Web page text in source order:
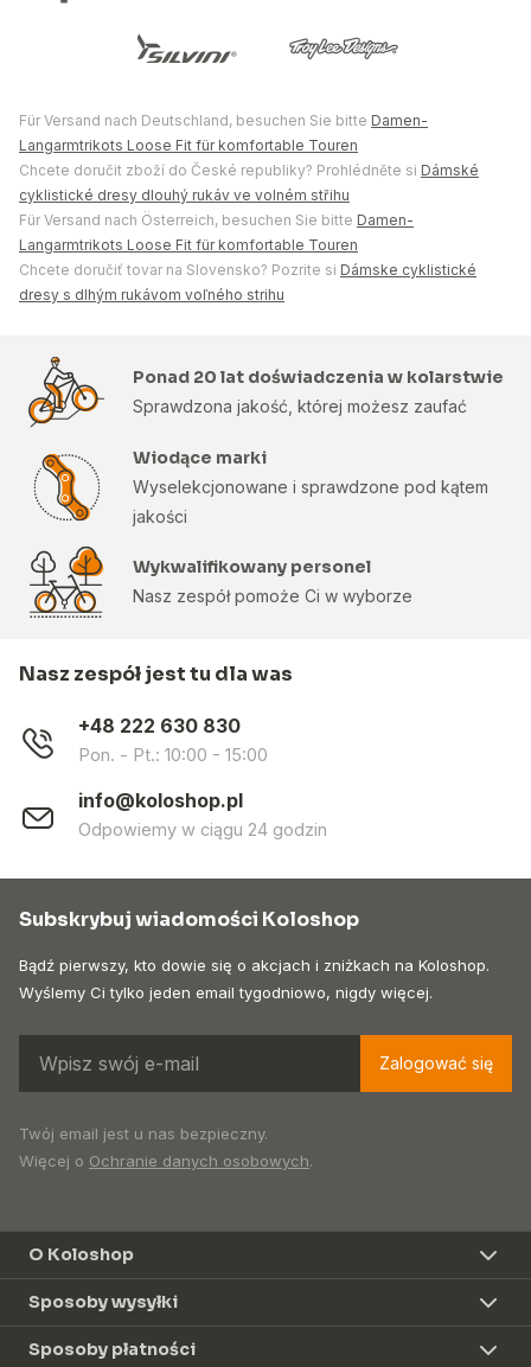
Für Versand nach Deutschland, besuchen Sie bitte Damen-
Langarmtrikots Loose Fit für komfortable Touren
Chcete doručit zboží do České republiky? Prohlédněte si Dámské
cyklistické dresy dlouhý rukáv ve volném střihu
Für Versand nach Österreich, besuchen Sie bitte Damen-
Langarmtrikots Loose Fit für komfortable Touren
Chcete doručiť tovar na Slovensko? Pozrite si Dámske cyklistické
dresy s dlhým rukávom voľného strihu
Ponad 20 lat doświadczenia w kolarstwie
Sprawdzona jakość, której możesz zaufać
Wiodące marki
Wyselekcjonowane i sprawdzone pod kątem
jakości
Wykwalifikowany personel
Nasz zespół pomoże Ci w wyborze
Nasz zespół jest tu dla was
+48 222 630 830
Pon. - Pt.: 10:00 - 15:00
info@koloshop.pl
Odpowiemy w ciągu 24 godzin
Subskrybuj wiadomości Koloshop
Bądź pierwszy, kto dowie się o akcjach i zniżkach na Koloshop.
Wyślemy Ci tylko jeden email tygodniowo, nigdy więcej.
Zalogować się
Twój email jest u nas bezpieczny.
Więcej o Ochranie danych osobowych.
O Koloshop
Sposoby wysyłki
Sposoby płatności